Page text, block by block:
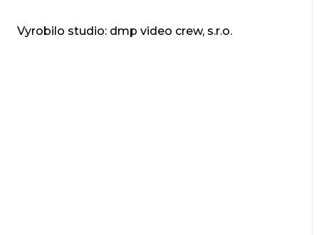
Vyrobilo studio: dmp video crew, s.r.o.